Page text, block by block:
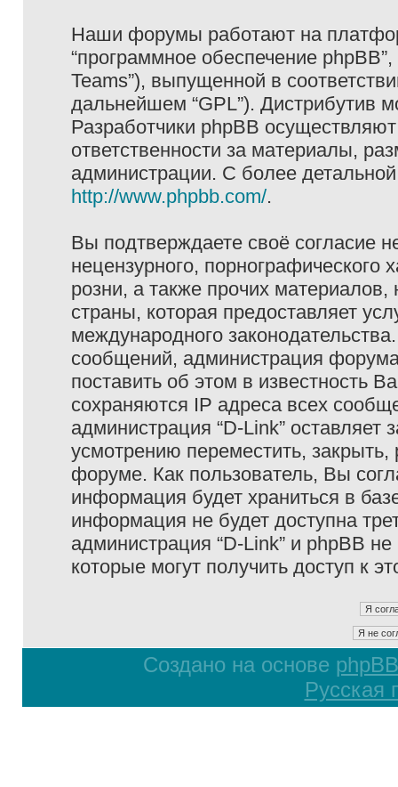
Наши форумы работают на
“программное обеспечение
Teams”), выпущенной в
дальнейшем “GPL”). Дистрибутив
Разработчики phpBB
ответственности за материалы,
администрации. С более
http://www.phpbb.com/.
Вы подтверждаете своё согласие
нецензурного, порнографического
розни, а также прочих
страны, которая предоставляет
международного
сообщений, администрация
поставить об этом в известность
сохраняются IP адреса всех
администрация “D-Link”
усмотрению переместить,
форуме. Как пользователь, Вы
информация будет храниться в
информация не будет доступна
администрация “D-Link” и phpBB
которые могут получить доступ к
Создано на основе phpBB
Русская